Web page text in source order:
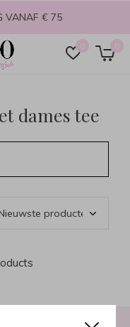
0 0
VANAF € 75
dames tee